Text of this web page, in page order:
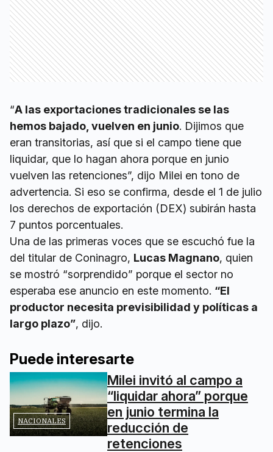
“A las exportaciones tradicionales se las
hemos bajado, vuelven en junio. Dijimos que
eran transitorias, así que si el campo tiene que
liquidar, que lo hagan ahora porque en junio
vuelven las retenciones”, dijo Milei en tono de
advertencia. Si eso se confirma, desde el 1 de julio
los derechos de exportación (DEX) subirán hasta
7 puntos porcentuales.
Una de las primeras voces que se escuchó fue la
del titular de Coninagro, Lucas Magnano, quien
se mostró “sorprendido” porque el sector no
esperaba ese anuncio en este momento. “El
productor necesita previsibilidad y políticas a
largo plazo”, dijo.
Puede interesarte
NACIONALES
Milei invitó al campo a
“liquidar ahora” porque
en junio termina la
reducción de
retenciones